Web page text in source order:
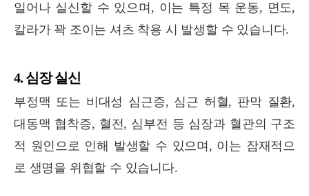
일어나 실신할 수 있으며, 이는 특정 목 운동, 면도,
칼라가 꽉 조이는 셔츠 착용 시 발생할 수 있습니다.
4. 심장 실신
부정맥 또는 비대성 심근증, 심근 허혈, 판막 질환,
대동맥 협착증, 혈전, 심부전 등 심장과 혈관의 구조
적 원인으로 인해 발생할 수 있으며, 이는 잠재적으
로 생명을 위협할 수 있습니다.